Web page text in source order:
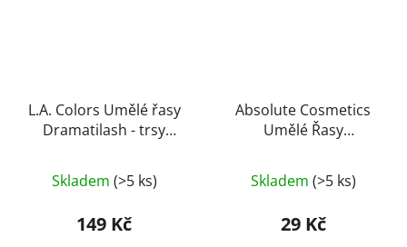
L.A. Colors Umělé řasy
Dramatilash - trsy
Skladem (>5 ks)
149 Kč
Absolute Cosmetics
Umělé Řasy
Skladem (>5 ks)
29 Kč